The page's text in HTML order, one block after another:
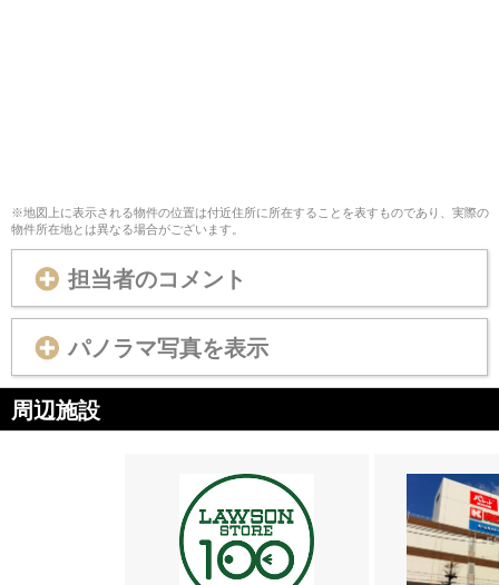
※地図上に表示される物件の位置は付近住所に所在することを表すものであり、実際の
物件所在地とは異なる場合がございます。
担当者のコメント
パノラマ写真を表示
周辺施設